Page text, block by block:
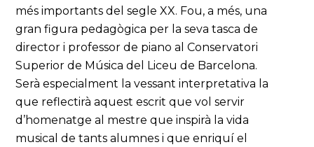
més importants del segle XX. Fou, a més, una
gran figura pedagògica per la seva tasca de
director i professor de piano al Conservatori
Superior de Música del Liceu de Barcelona.
Serà especialment la vessant interpretativa la
que reflectirà aquest escrit que vol servir
d’homenatge al mestre que inspirà la vida
musical de tants alumnes i que enriquí el